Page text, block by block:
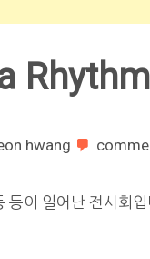
Rhythm
hwang
등이 일어난 전시회